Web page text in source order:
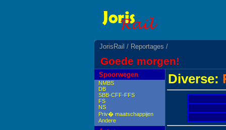
JorisRail / Reportages /
Goede morgen!
Spoorwegen
NMBS
DB
SBB-CFF-FFS
FS
NS
Priv� maatschappijen
Andere
Diverse: